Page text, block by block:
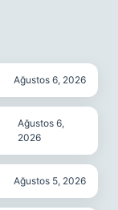
Ağustos 6, 2026
Ağustos 6,
2026
Ağustos 5, 2026